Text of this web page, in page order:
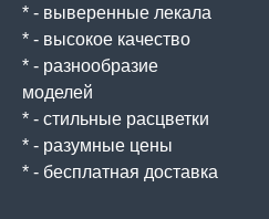
* - выверенные лекала
* - высокое качество
* - разнообразие
моделей
* - стильные расцветки
* - разумные цены
* - бесплатная доставка